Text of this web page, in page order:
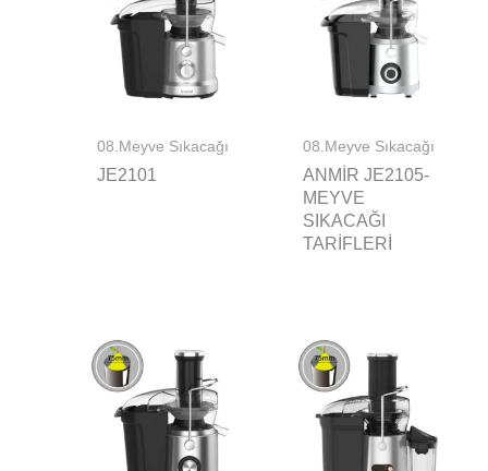
08.Meyve Sıkacağı
JE2101
08.Meyve Sıkacağı
ANMIR JE2105-
MEYVE
SIKACAĞI
TARIFLERI